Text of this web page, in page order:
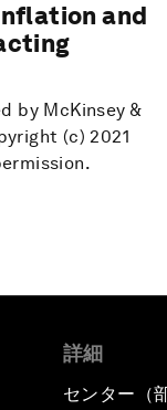
and
by McKinsey &
(c) 2021
詳細
センター（